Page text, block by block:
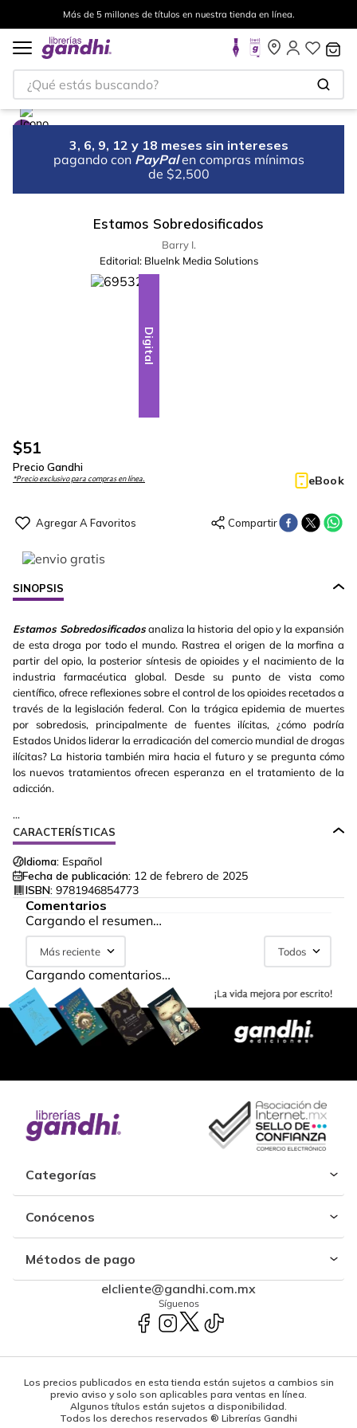
Más de 5 millones de títulos en nuestra tienda en línea.
¿Qué estás buscando?
3, 6, 9, 12 y 18 meses sin intereses
pagando con PayPal en compras mínimas
de $2,500
Estamos Sobredosificados
Barry I.
Editorial: BlueInk Media Solutions
Digital
$51
Precio Gandhi
*Precio exclusivo para compras en línea. eBook
SINOPSIS
Estamos Sobredosificadosanaliza la historia del opio y la expansión
de esta droga por todo el mundo. Rastrea el origen de la morfina a
partir del opio, la posterior síntesis de opioides y el nacimiento de la
industria farmacéutica global. Desde su punto de vista como
científico, ofrece reflexiones sobre el control de los opioides recetados a
través de la legislación federal. Con la trágica epidemia de muertes
por sobredosis, principalmente de fuentes ilícitas, ¿cómo podría
Estados Unidos liderar la erradicación del comercio mundial de drogas
ilícitas? La historia también mira hacia el futuro y se pregunta cómo
los nuevos tratamientos ofrecen esperanza en el tratamiento de la
adicción.
...
CARACTERÍSTICAS
Idioma: Español
Fecha de publicación: 12 de febrero de 2025
ISBN: 9781946854773
Comentarios
Cargando el resumen…
Más reciente Todos
Cargando comentarios…
Categorías
Conócenos
Métodos de pago
elcliente@gandhi.com.mx
Síguenos
Los precios publicados en esta tienda están sujetos a cambios sin
previo aviso y solo son aplicables para ventas en línea.
Algunos títulos están sujetos a disponibilidad.
Todos los derechos reservados ® Librerías Gandhi